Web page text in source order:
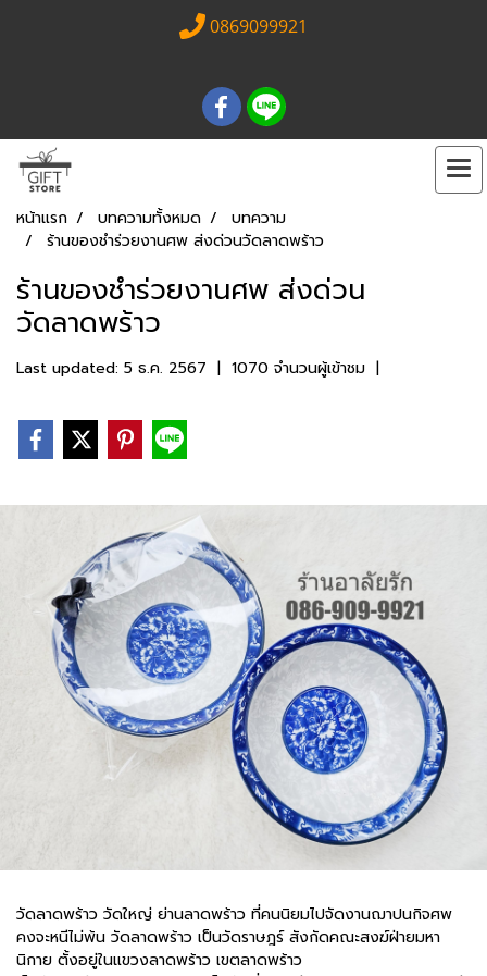
0869099921
หน้าแรก บทความทั้งหมด
บทความ
ร้านของชำร่วยงานศพ ส่งด่วนวัดลาดพร้าว
ร้านของชำร่วยงานศพ ส่งด่วน
วัดลาดพร้าว
Last updated: 5 ธ.ค. 2567 | 1070 จำนวนผู้เข้าชม |
วัดลาดพร้าว วัดใหญ่ ย่านลาดพร้าว ที่คนนิยมไปจัดงานฌาปนกิจศพ
คงจะหนีไม่พ้น วัดลาดพร้าว เป็นวัดราษฎร์ สังกัดคณะสงฆ์ฝ่ายมหา
นิกาย ตั้งอยู่ในแขวงลาดพร้าว เขตลาดพร้าว